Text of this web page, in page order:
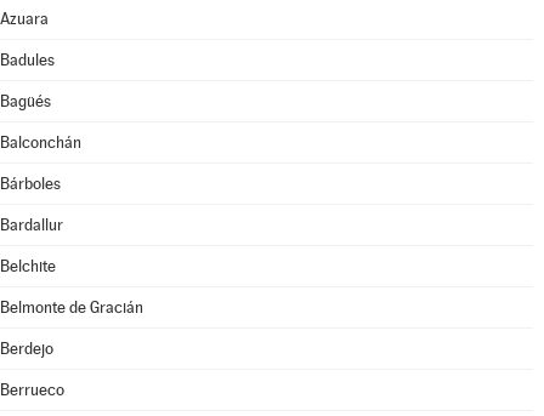
Azuara
Badules
Bagüés
Balconchán
Bárboles
Bardallur
Belchite
Belmonte de Gracián
Berdejo
Berrueco